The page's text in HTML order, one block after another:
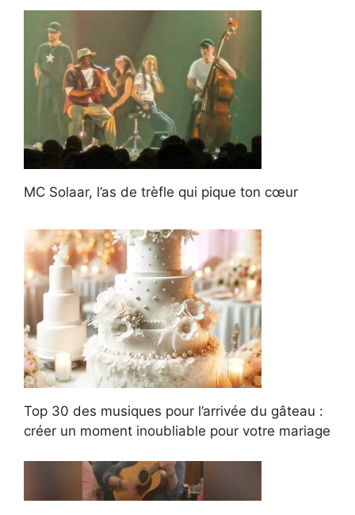
MC Solaar, l’as de trèfle qui pique ton cœur
Top 30 des musiques pour l’arrivée du gâteau :
créer un moment inoubliable pour votre mariage